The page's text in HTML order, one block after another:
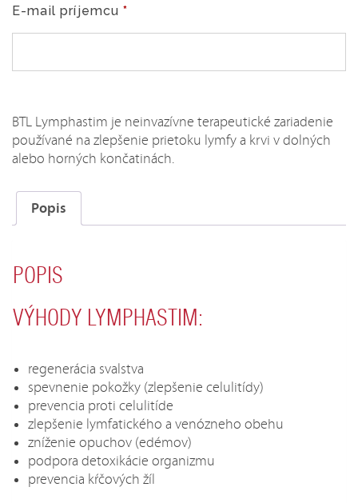
E-mail príjemcu*
BTL Lymphastim je neinvazívne terapeutické zariadenie
používané na zlepšenie prietoku lymfy a krvi v dolných
alebo horných končatinách.
Popis
POPIS
VÝHODY LYMPHASTIM:
regenerácia svalstva
spevnenie pokožky (zlepšenie celulitídy)
prevencia proti celulitíde
zlepšenie lymfatického a venózneho obehu
zníženie opuchov (edémov)
podpora detoxikácie organizmu
prevencia kŕčových žíl